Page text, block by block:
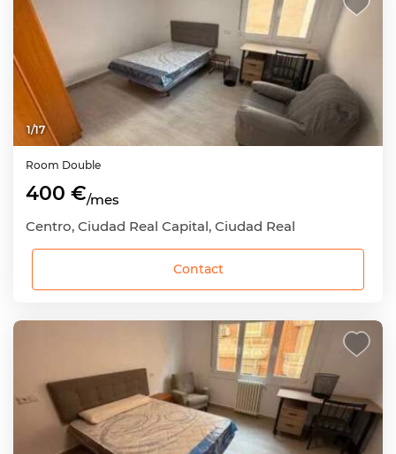
1/17
Room Double
400 €/mes
Centro, Ciudad Real Capital, Ciudad Real
Contact